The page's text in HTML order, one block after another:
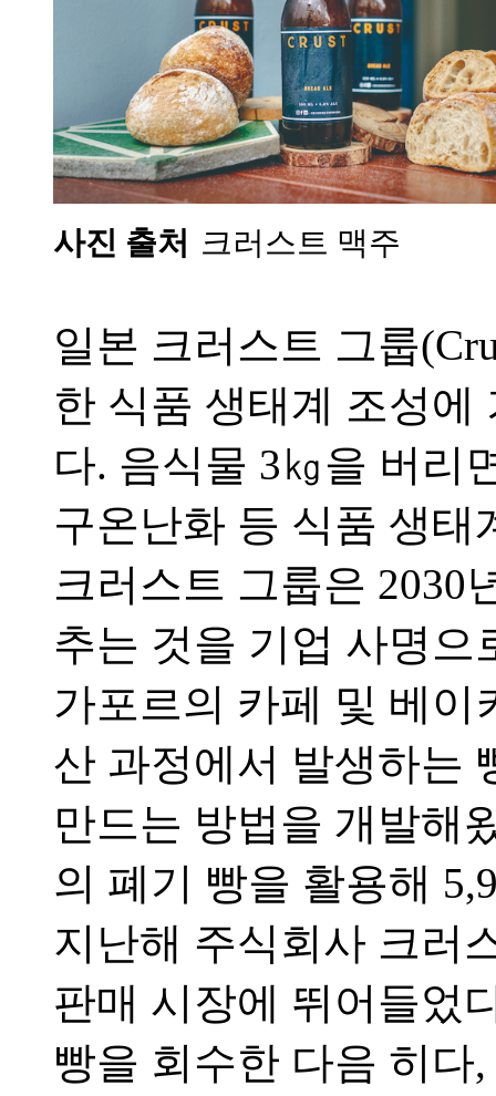
사진 출처 크러스트 맥주
일본 크러스트 그룹
한 식품 생태계 조성에
다. 음식물 3㎏을 버리
구온난화 등 식품 생태
크러스트 그룹은 2030
추는 것을 기업 사명으
가포르의 카페 및 베이
산 과정에서 발생하는
만드는 방법을 개발해
의 폐기 빵을 활용해
지난해 주식회사 크러
판매 시장에 뛰어들었
빵을 회수한 다음 히다,